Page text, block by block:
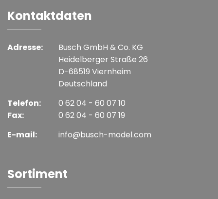
Kontaktdaten
Adresse:
Busch GmbH & Co. KG
Heidelberger Straße 26
D-68519 Viernheim
Deutschland
Telefon:
Fax:
0 62 04 - 60 07 10
0 62 04 - 60 07 19
E-mail:
info@busch-model.com
Sortiment